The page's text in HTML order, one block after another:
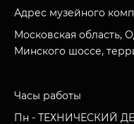
Адрес музейного
Московская область,
Минского шоссе,
Часы работы
Пн - ТЕХНИЧЕСКИЙ